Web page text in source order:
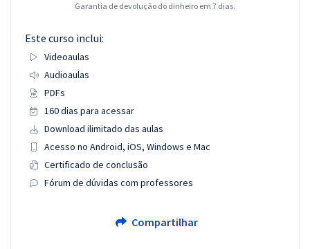
Garantia de devolução do dinheiro em 7 dias.
Este curso inclui:
Videoaulas
Audioaulas
PDFs
160 dias para acessar
Download ilimitado das aulas
Acesso no Android, iOS, Windows e Mac
Certificado de conclusão
Fórum de dúvidas com professores
Compartilhar